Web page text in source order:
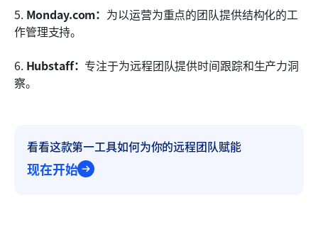
5. Monday.com： 为以运营为重点的团队提供结构化的工
作管理支持。
6. Hubstaff： 专注于为远程团队提供时间跟踪和生产力洞
察。
看看这款第一工具如何为你的远程团队赋能
现在开始